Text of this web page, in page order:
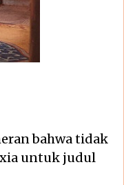
bahwa tidak
untuk judul